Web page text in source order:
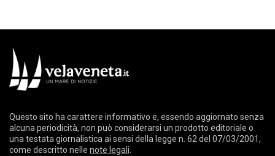
Questo sito ha carattere informativo e, essendo aggiornato senza
alcuna periodicità, non può considerarsi un prodotto editoriale o
una testata giornalistica ai sensi della legge n. 62 del 07/03/2001,
come descritto nelle note legali